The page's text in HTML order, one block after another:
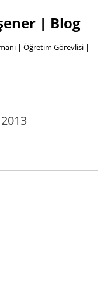
| Blog
| Öğretim Görevlisi |